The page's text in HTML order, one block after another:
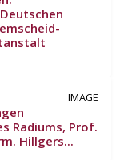
IMAGE
Radiums, Prof.
Hillgers...